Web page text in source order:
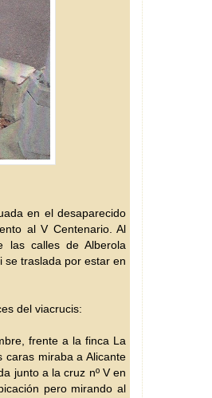
en el desaparecido
al V Centenario. Al
las calles de Alberola
se traslada por estar en
del viacrucis:
frente a la finca La
caras miraba a Alicante
junto a la cruz nº V en
pero mirando al